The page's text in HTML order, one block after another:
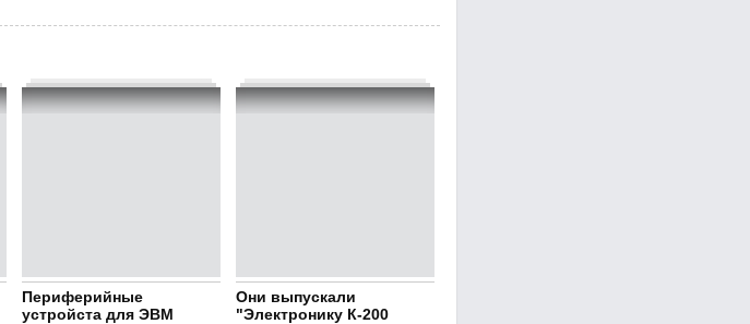
Периферийные
устройста для ЭВМ
Они выпускали
"Электронику К-200